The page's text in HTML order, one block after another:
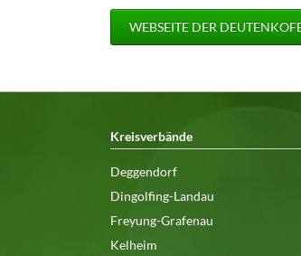
WEBSEITE DER
Kreisverbände
Deggendorf
Dingolfing-Landau
Freyung-Grafenau
Kelheim